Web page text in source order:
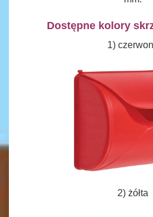
Dostępne kolory
1)
2) żółta